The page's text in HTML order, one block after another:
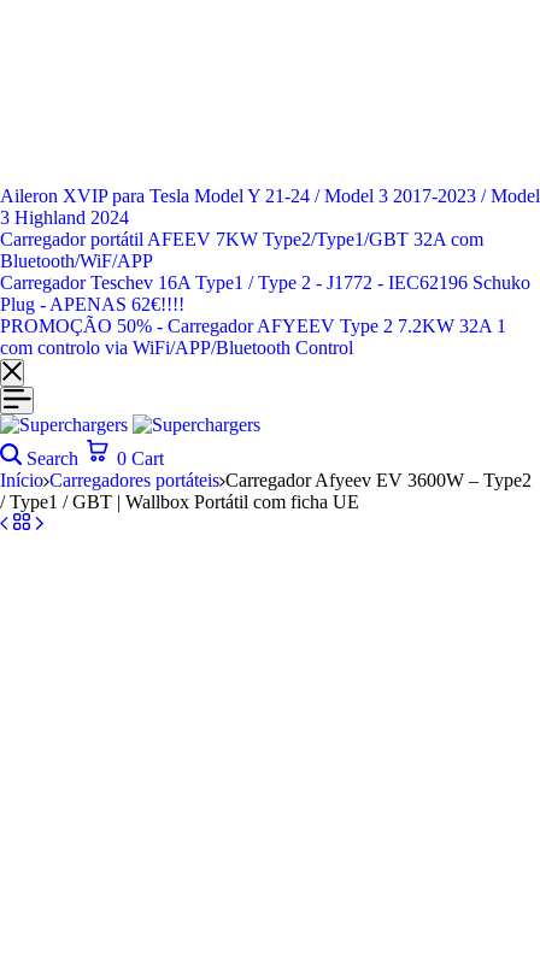
Aileron XVIP para Tesla Model Y 21-24 / Model 3 2017-2023 / Model
3 Highland 2024
Carregador portátil AFEEV 7KW Type2/Type1/GBT 32A com
Bluetooth/WiF/APP
Carregador Teschev 16A Type1 / Type 2 - J1772 - IEC62196 Schuko
Plug - APENAS 62€!!!!
PROMOÇÃO 50% - Carregador AFYEEV Type 2 7.2KW 32A 1
com controlo via WiFi/APP/Bluetooth Control
Search 0 Cart
Início Carregadores portáteis Carregador Afyeev EV 3600W – Type2
/ Type1 / GBT | Wallbox Portátil com ficha UE